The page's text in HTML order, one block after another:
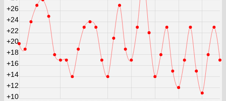
+10
+12
+14
+16
+18
+20
+22
+24
+26